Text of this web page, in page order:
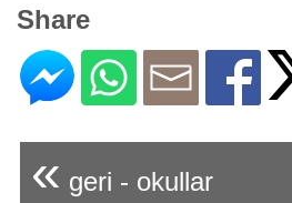
Share
« geri - okullar